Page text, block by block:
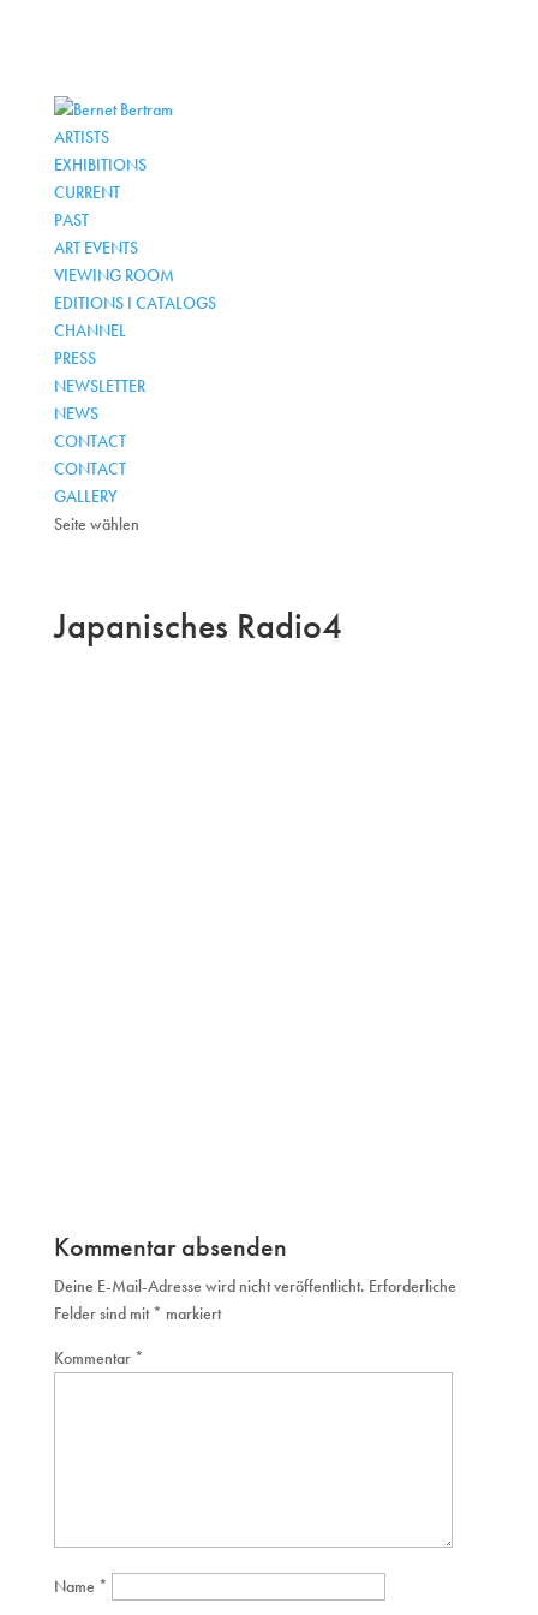
ARTISTS
EXHIBITIONS
CURRENT
PAST
ART EVENTS
VIEWING ROOM
EDITIONS I CATALOGS
CHANNEL
PRESS
NEWSLETTER
NEWS
CONTACT
CONTACT
GALLERY
Seite wählen
Japanisches Radio4
Kommentar absenden
Deine E-Mail-Adresse wird nicht veröffentlicht. Erforderliche
Felder sind mit* markiert
Kommentar *
Name *